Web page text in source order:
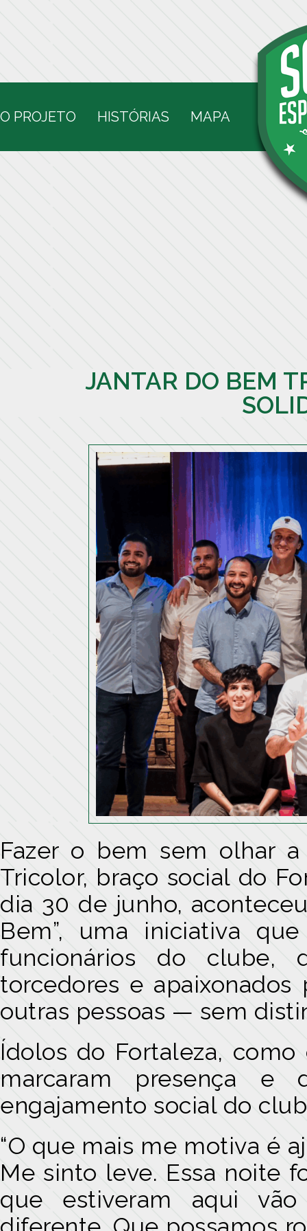
O PROJETO HISTÓRIAS MAPA
JANTAR DO BEM
Fazer o bem sem olhar
Tricolor, braço social do
dia 30 de junho,
Bem”, uma iniciativa
funcionários do clube,
torcedores e
outras pessoas — sem
Ídolos do Fortaleza,
marcaram presença e
engajamento social do
“O que mais me motiva é
Me sinto leve. Essa noite
que estiveram aqui